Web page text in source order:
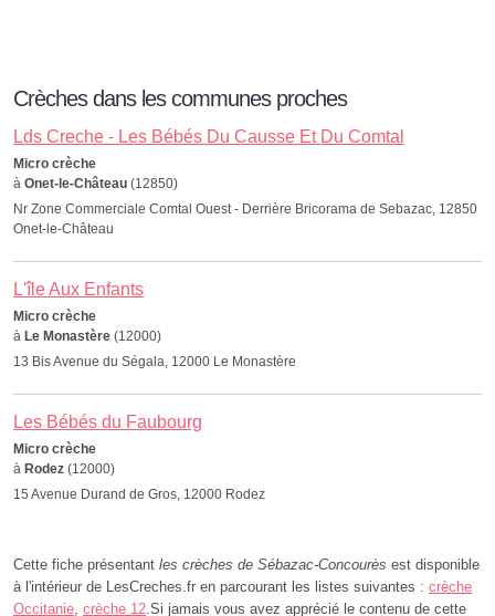
Crèches dans les communes proches
Lds Creche - Les Bébés Du Causse Et Du Comtal
Micro crèche
à Onet-le-Château (12850)
Nr Zone Commerciale Comtal Ouest - Derrière Bricorama de Sebazac, 12850
Onet-le-Château
L'île Aux Enfants
Micro crèche
à Le Monastère (12000)
13 Bis Avenue du Ségala, 12000 Le Monastère
Les Bébés du Faubourg
Micro crèche
à Rodez (12000)
15 Avenue Durand de Gros, 12000 Rodez
Cette fiche présentant les crèches de Sébazac-Concourès est disponible
à l'intérieur de LesCreches.fr en parcourant les listes suivantes : crèche
Occitanie, crèche 12.Si jamais vous avez apprécié le contenu de cette